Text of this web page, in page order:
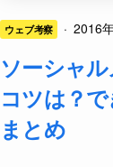
ウェブ考察 · 2016
ソーシャ
コツは？
まとめ